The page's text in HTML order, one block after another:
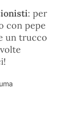
: per
con pepe
un trucco